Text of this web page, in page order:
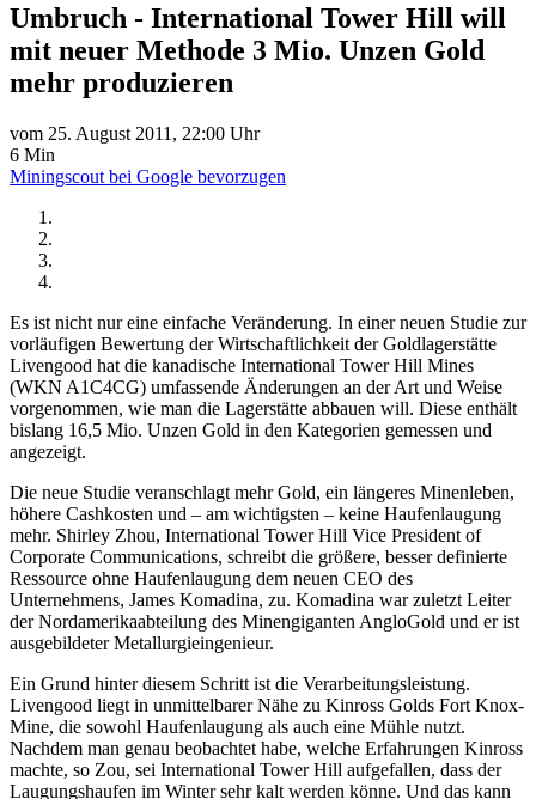
Umbruch - International Tower Hill will
mit neuer Methode 3 Mio. Unzen Gold
mehr produzieren
vom 25. August 2011, 22:00 Uhr
6 Min
Miningscout bei Google bevorzugen
Es ist nicht nur eine einfache Veränderung. In einer neuen Studie zur
vorläufigen Bewertung der Wirtschaftlichkeit der Goldlagerstätte
Livengood hat die kanadische International Tower Hill Mines
(WKN A1C4CG) umfassende Änderungen an der Art und Weise
vorgenommen, wie man die Lagerstätte abbauen will. Diese enthält
bislang 16,5 Mio. Unzen Gold in den Kategorien gemessen und
angezeigt.
Die neue Studie veranschlagt mehr Gold, ein längeres Minenleben,
höhere Cashkosten und – am wichtigsten – keine Haufenlaugung
mehr. Shirley Zhou, International Tower Hill Vice President of
Corporate Communications, schreibt die größere, besser definierte
Ressource ohne Haufenlaugung dem neuen CEO des
Unternehmens, James Komadina, zu. Komadina war zuletzt Leiter
der Nordamerikaabteilung des Minengiganten AngloGold und er ist
ausgebildeter Metallurgieingenieur.
Ein Grund hinter diesem Schritt ist die Verarbeitungsleistung.
Livengood liegt in unmittelbarer Nähe zu Kinross Golds Fort Knox-
Mine, die sowohl Haufenlaugung als auch eine Mühle nutzt.
Nachdem man genau beobachtet habe, welche Erfahrungen Kinross
machte, so Zou, sei International Tower Hill aufgefallen, dass der
Laugungshaufen im Winter sehr kalt werden könne. Und das kann